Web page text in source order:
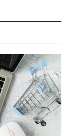
news from all
you get access
of the curve.